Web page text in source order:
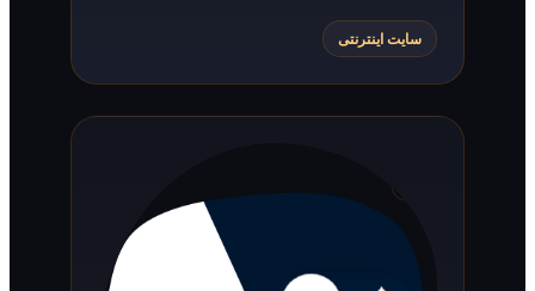
سایت اینترنتی